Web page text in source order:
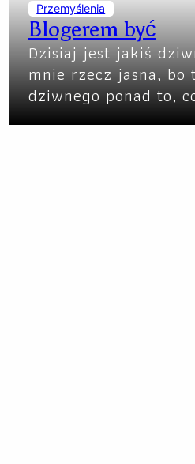
Przemyślenia
Blogerem być
Dzisiaj jest jakiś
mnie rzecz jasna,
dziwnego ponad to,